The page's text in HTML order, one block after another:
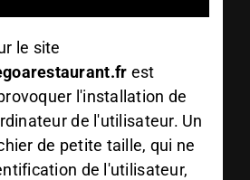
le site
est
l'installation de
de l'utilisateur. Un
de petite taille, qui ne
de l'utilisateur,